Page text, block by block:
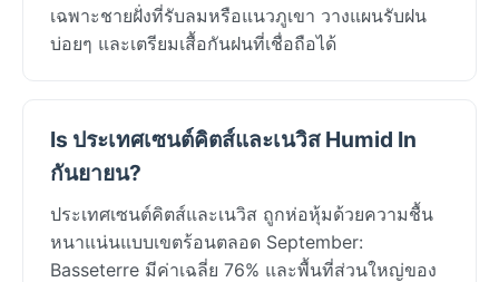
เฉพาะชายฝั่งที่รับลมหรือแนวภูเขา วางแผนรับฝน
บ่อยๆ และเตรียมเสื้อกันฝนที่เชื่อถือได้
Is ประเทศเซนต์คิตส์และเนวิส Humid In
กันยายน?
ประเทศเซนต์คิตส์และเนวิส ถูกห่อหุ้มด้วยความชื้น
หนาแน่นแบบเขตร้อนตลอด September:
Basseterre มีค่าเฉลี่ย 76% และพื้นที่ส่วนใหญ่ของ